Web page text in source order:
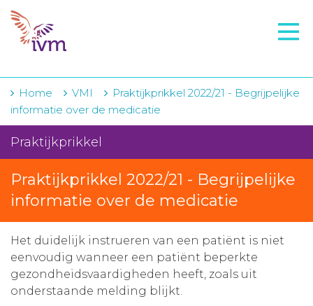
VMI
IVM-academie
Zorginstellingen
Voorschrijfgedrag
Projecten
Over IVM
Actueel
Contact
Home VMI
Praktijkprikkel 2022/21 - Begrijpelijke
informatie over de medicatie
Praktijkprikkel
Praktijkprikkel 2022/21 - Begrijpelijke
informatie over de medicatie
Het duidelijk instrueren van een patiënt is niet
eenvoudig wanneer een patiënt beperkte
gezondheidsvaardigheden heeft, zoals uit
onderstaande melding blijkt.